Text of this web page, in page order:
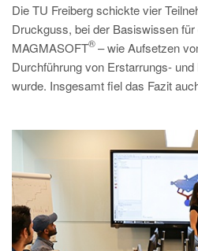
Die TU Freiberg schickte vier
Druckguss, bei der Basiswissen
MAGMASOFT
®– wie Aufsetzen
Durchführung von Erstarrungs-
wurde. Insgesamt fiel das Fazit